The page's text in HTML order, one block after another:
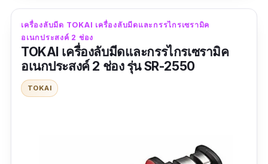
รีวิวจากผู้ใช้จริง :
“ส่งเร็วมากค่ะ ลองลับแล้วคมกริบ ใช้ดีมาก
แนะนำเลยจ้า”
เครื่องลับมีด TOKAI เครื่องลับมีดและกรรไกรเซรามิค
อเนกประสงค์ 2 ช่อง
TOKAI เครื่องลับมีดและกรรไกรเซรามิค
อเนกประสงค์ 2 ช่อง รุ่น SR-2550
TOKAI